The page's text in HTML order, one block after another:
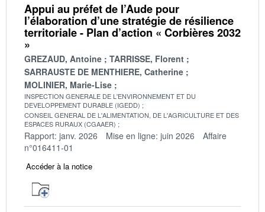
Appui au préfet de l’Aude pour
l’élaboration d’une stratégie de résilience
territoriale - Plan d’action « Corbières 2032
»
GREZAUD, Antoine
TARRISSE, Florent
SARRAUSTE DE MENTHIERE, Catherine
MOLINIER, Marie-Lise
INSPECTION GENERALE DE L'ENVIRONNEMENT ET DU
DEVELOPPEMENT DURABLE (IGEDD)
CONSEIL GENERAL DE L'ALIMENTATION, DE L'AGRICULTURE ET DES
ESPACES RURAUX (CGAAER)
Rapport: janv. 2026 Mise en ligne: juin 2026
Affaire
n°016411-01
Accéder à la notice